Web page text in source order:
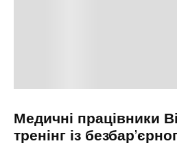
Медичні працівники
тренінг із